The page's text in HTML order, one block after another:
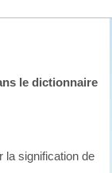
le dictionnaire
la signification de